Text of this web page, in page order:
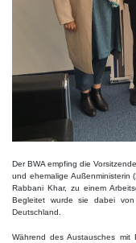
Der BWA empfing die
und ehemalige Außenministerin
Rabbani Khar, zu einem
Begleitet wurde sie dabei
Deutschland.
Während des Austausches mit